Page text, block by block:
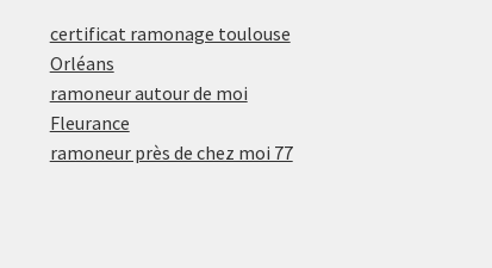
certificat ramonage toulouse
Orléans
ramoneur autour de moi
Fleurance
ramoneur près de chez moi 77